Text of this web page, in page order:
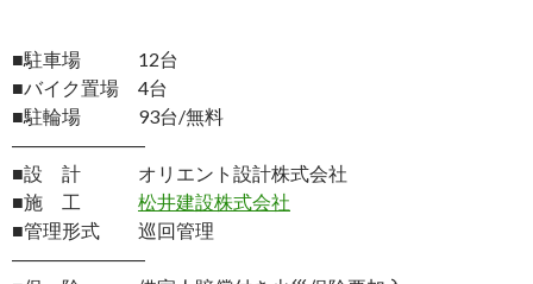
■駐車場 12台
■バイク置場 4台
■駐輪場 93台/無料
―――――――
■設 計 オリエント設計株式会社
■施 工 松井建設株式会社
■管理形式 巡回管理
―――――――